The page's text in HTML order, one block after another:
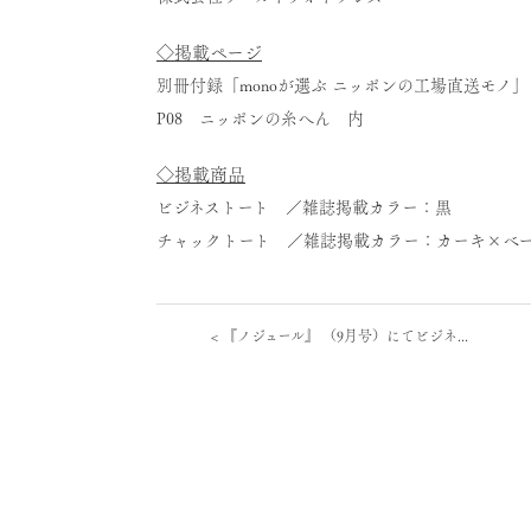
◇掲載ページ
別冊付録「monoが選ぶ ニッポンの工場直送モノ」
P08 ニッポンの糸へん 内
◇掲載商品
ビジネストート ／雑誌掲載カラー：黒
チャックトート ／雑誌掲載カラー：カーキ×ベ
< 『ノジュール』 （9月号）にてビジネ...